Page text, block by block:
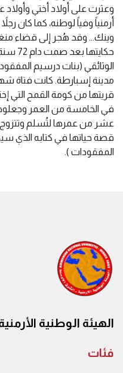
وعثرت على أولاد أختي
أرمنياً وفياً لوطنه، كما كان
وينك… وقد هُجر إلى قضاء
الوثائقي (بنات درسيم
مدينة إسبارطة. كانت فتاة
قريتها من كومة القمح التي
في الخامسة من العمر
عشر من عمرها لتُسلم وتتزوج
قصة حياتها في كتابه الذي
المفقودات ).
الهيئة الوطنية
فئات